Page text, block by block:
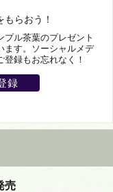
らおう！
プル茶葉のプレゼント
ます。ソーシャルメデ
録もお忘れなく！
売